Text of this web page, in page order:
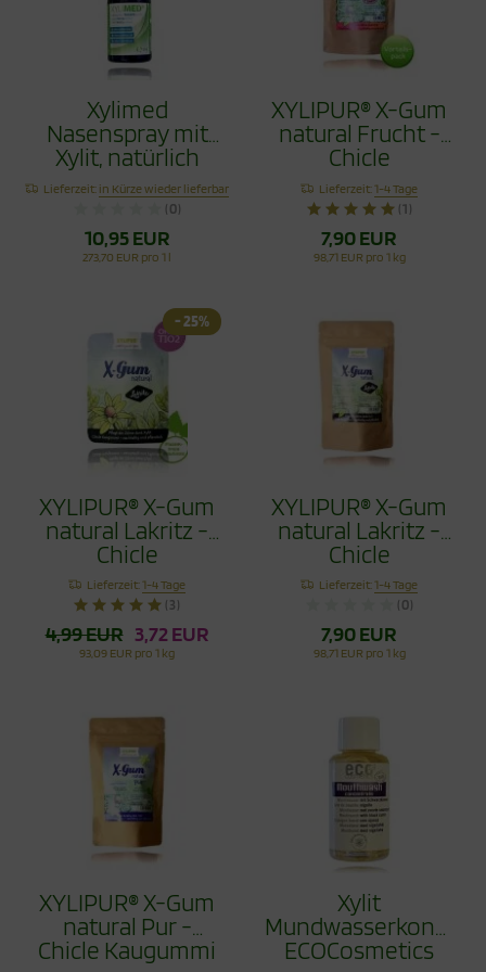
Xylimed
Nasenspray mit
Xylit, natürlich
reinigend, 45ml
Lieferzeit: in Kürze wieder lieferbar
(0)
10,95 EUR
273,70 EUR pro 1 l
XYLIPUR® X-Gum
natural Frucht -
Chicle
Vorteilspack 80g
Lieferzeit:1-4 Tage
(1)
7,90 EUR
98,71 EUR pro 1 kg
XYLIPUR® X-Gum
natural Lakritz -
Chicle
Zahnpflegekaugummi
40g
Lieferzeit:1-4 Tage
(3)
4,99 EUR 3,72 EUR
- 25%
93,09 EUR pro 1 kg
XYLIPUR® X-Gum
natural Lakritz -
Chicle
80g
Lieferzeit:1-4 Tage
(0)
7,90 EUR
98,71 EUR pro 1 kg
XYLIPUR® X-Gum
natural Pur -
Chicle Kaugummi
Xylit
ECOCosmetics